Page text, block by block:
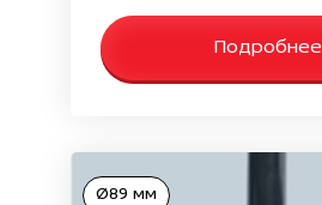
Подробнее
Ø89 мм